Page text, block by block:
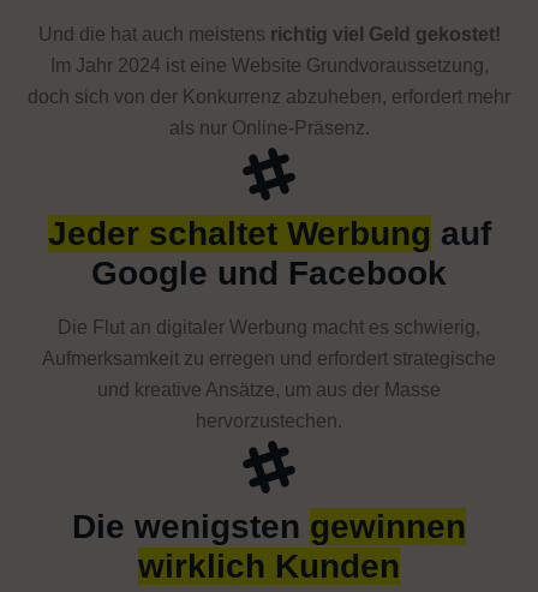
Und die hat auch meistens richtig viel Geld gekostet!
Im Jahr 2024 ist eine Website Grundvoraussetzung,
doch sich von der Konkurrenz abzuheben, erfordert mehr
als nur Online-Präsenz.
Jeder schaltet Werbung auf
Google und Facebook
Die Flut an digitaler Werbung macht es schwierig,
Aufmerksamkeit zu erregen und erfordert strategische
und kreative Ansätze, um aus der Masse
hervorzustechen.
Die wenigsten gewinnen
wirklich Kunden